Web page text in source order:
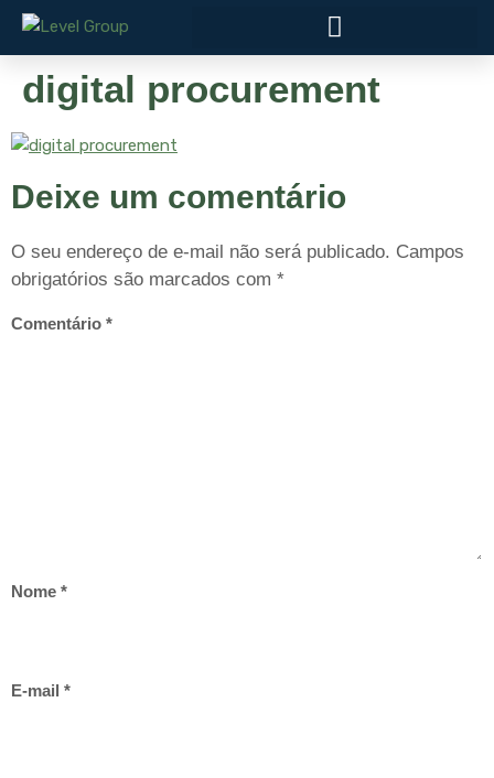
digital procurement
Deixe um comentário
O seu endereço de e-mail não será publicado. Campos
obrigatórios são marcados com *
Comentário *
Nome *
E-mail *